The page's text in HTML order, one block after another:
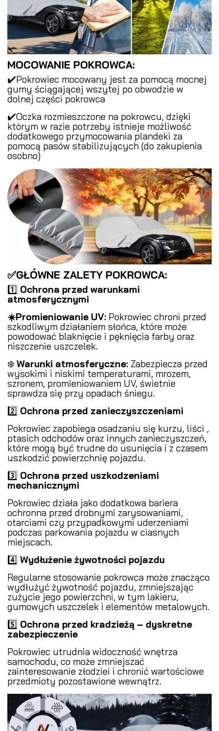
MOCOWANIE POKROWCA:
✔️Pokrowiec mocowany jest za pomocą mocnej
gumy ściągającej wszytej po obwodzie w
dolnej części pokrowca
✔️Oczka rozmieszczone na pokrowcu, dzięki
którym w razie potrzeby istnieje możliwość
dodatkowego przymocowania plandeki za
pomocą pasów stabilizujących (do zakupienia
osobno)
✅GŁÓWNE ZALETY POKROWCA:
1️⃣ Ochrona przed warunkami
atmosferycznymi
☀️Promieniowanie UV: Pokrowiec chroni przed
szkodliwym działaniem słońca, które może
powodować blaknięcie i pęknięcia farby oraz
niszczenie uszczelek.
❄️ Warunki atmosferyczne: Zabezpiecza przed
wysokimi i niskimi temperaturami, mrozem,
szronem, promieniowaniem UV, świetnie
sprawdza się przy opadach śniegu.
2️⃣ Ochrona przed zanieczyszczeniami
Pokrowiec zapobiega osadzaniu się kurzu, liści ,
ptasich odchodów oraz innych zanieczyszczeń,
które mogą być trudne do usunięcia i z czasem
uszkodzić powierzchnię pojazdu.
3️⃣ Ochrona przed uszkodzeniami
mechanicznymi
Pokrowiec działa jako dodatkowa bariera
ochronna przed drobnymi zarysowaniami,
otarciami czy przypadkowymi uderzeniami
podczas parkowania pojazdu w ciasnych
miejscach.
4️⃣ Wydłużenie żywotności pojazdu
Regularne stosowanie pokrowca może znacząco
wydłużyć żywotność pojazdu, zmniejszając
zużycie jego powierzchni, w tym lakieru,
gumowych uszczelek i elementów metalowych.
5️⃣ Ochrona przed kradzieżą – dyskretne
zabezpieczenie
Pokrowiec utrudnia widoczność wnętrza
samochodu, co może zmniejszać
zainteresowanie złodziei i chronić wartościowe
przedmioty pozostawione wewnątrz.